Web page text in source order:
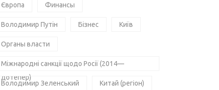
Європа Финансы
Володимир Путін Бізнес Київ
Органы власти
Міжнародні санкції щодо Росії (2014—
дотепер)
Володимир Зеленський Китай (регіон)